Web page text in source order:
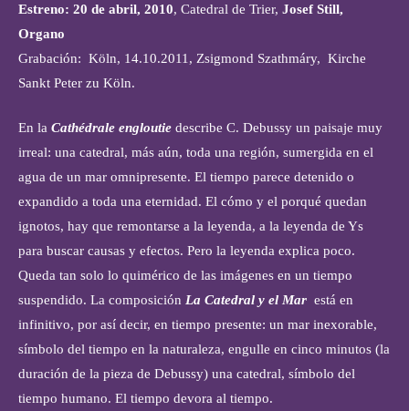
Estreno: 20 de abril, 2010, Catedral de Trier, Josef Still,
Organo
Grabación: Köln, 14.10.2011, Zsigmond Szathmáry, Kirche
Sankt Peter zu Köln.
En la Cathédrale engloutie describe C. Debussy un paisaje muy
irreal: una catedral, más aún, toda una región, sumergida en el
agua de un mar omnipresente. El tiempo parece detenido o
expandido a toda una eternidad. El cómo y el porqué quedan
ignotos, hay que remontarse a la leyenda, a la leyenda de Ys
para buscar causas y efectos. Pero la leyenda explica poco.
Queda tan solo lo quimérico de las imágenes en un tiempo
suspendido. La composición La Catedral y el Mar está en
infinitivo, por así decir, en tiempo presente: un mar inexorable,
símbolo del tiempo en la naturaleza, engulle en cinco minutos (la
duración de la pieza de Debussy) una catedral, símbolo del
tiempo humano. El tiempo devora al tiempo.